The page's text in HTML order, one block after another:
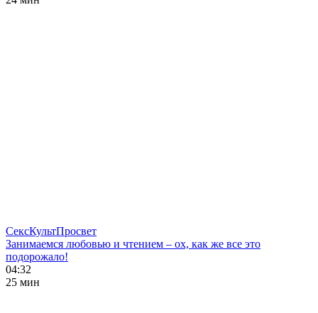
СексКультПросвет
Занимаемся любовью и чтением – ох, как же все это
подорожало!
04:32
25 мин